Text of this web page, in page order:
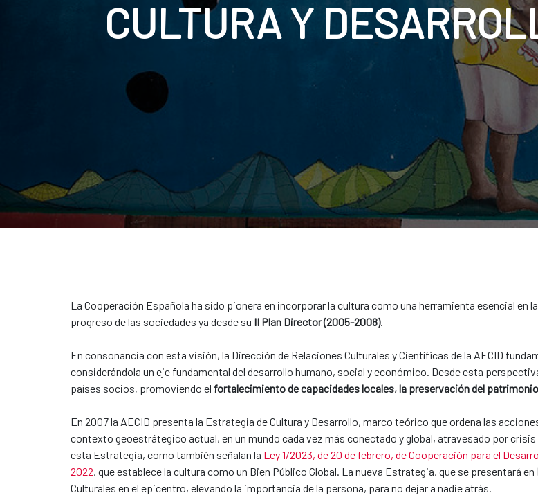
CULTURA Y
La Cooperación Española ha sido pionera en incorporar la cultura como una herramienta esencial
progreso de las sociedades ya desde su II Plan Director (2005-2008).
En consonancia con esta visión, la Dirección de Relaciones Culturales y Científicas de la AECID
considerándola un eje fundamental del desarrollo humano, social y económico. Desde esta
países socios, promoviendo el fortalecimiento de capacidades locales, la preservación del
En 2007 la AECID presenta la Estrategia de Cultura y Desarrollo, marco teórico que ordena las
contexto geoestrátegico actual, en un mundo cada vez más conectado y global, atravesado por
esta Estrategia, como también señalan la Ley 1/2023, de 20 de febrero, de Cooperación para el
2022, que establece la cultura como un Bien Público Global. La nueva Estrategia, que se presentará en
Culturales en el epicentro, elevando la importancia de la persona, para no dejar a nadie atrás.